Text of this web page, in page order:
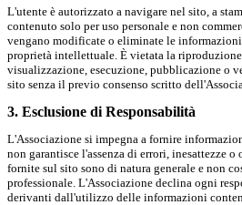
L'utente è autorizzato a navigare nel sito, a
contenuto solo per uso personale e non
vengano modificate o eliminate le
proprietà intellettuale. È vietata la
visualizzazione, esecuzione, pubblicazione o
sito senza il previo consenso scritto
3. Esclusione di Responsabilità
L'Associazione si impegna a fornire
non garantisce l'assenza di errori, inesattezze
fornite sul sito sono di natura generale e non
professionale. L'Associazione declina ogni
derivanti dall'utilizzo delle informazioni